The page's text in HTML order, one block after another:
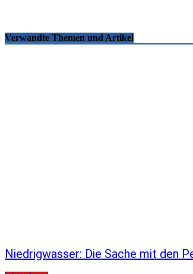
Verwandte Themen und Artikel
Niedrigwasser: Die Sache mit den